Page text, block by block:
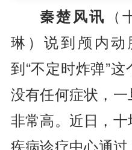
秦楚风讯
琳）说到颅内
到“不定时炸弹”
没有任何症状，
非常高。近日，
疾病诊疗中心通过